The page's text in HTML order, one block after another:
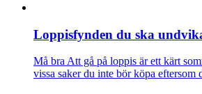
Loppisfynden du ska
Må bra Att gå på loppis är ett kärt
vissa saker du inte bör köpa eftersom